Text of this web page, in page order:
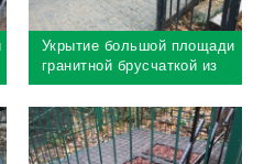
Укрытие большой площади
гранитной брусчаткой из
диабаза